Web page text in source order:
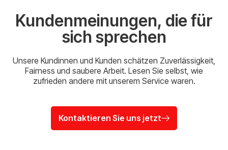
Kundenmeinungen, die für
sich sprechen
Unsere Kundinnen und Kunden schätzen Zuverlässigkeit,
Fairness und saubere Arbeit. Lesen Sie selbst, wie
zufrieden andere mit unserem Service waren.
Kontaktieren Sie uns jetzt